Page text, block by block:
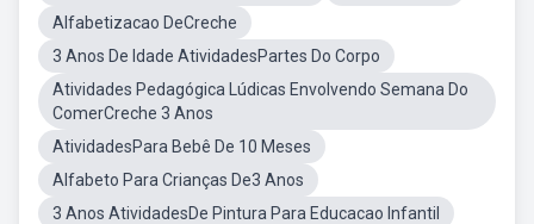
Alfabetizacao DeCreche
3 Anos De Idade AtividadesPartes Do Corpo
Atividades Pedagógica Lúdicas Envolvendo Semana Do
ComerCreche 3 Anos
AtividadesPara Bebê De 10 Meses
Alfabeto Para Crianças De3 Anos
3 Anos AtividadesDe Pintura Para Educacao Infantil